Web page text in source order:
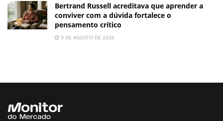
Bertrand Russell acreditava que aprender a
conviver com a dúvida fortalece o
pensamento crítico
9 DE AGOSTO DE 2026